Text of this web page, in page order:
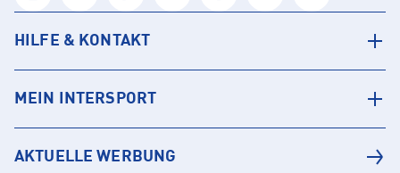
HILFE & KONTAKT
MEIN INTERSPORT
AKTUELLE WERBUNG